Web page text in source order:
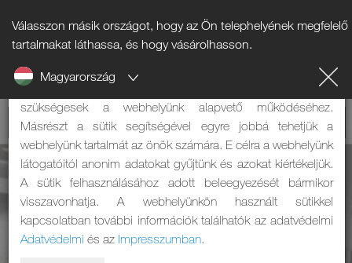
Válasszon másik országot, hogy az Ön telephelyének megfelelő
tartalmakat láthassa, és hogy vásárolhasson.
Magyarország
Tájékoztató a sütikről
A weboldalunk sütiket használ. Két feladatuk van: Egyrészt
szükségesek a webhelyünk alapvető működéséhez.
Másrészt a sütik segítségével egyre jobbá tehetjük a
webhelyünk tartalmát az önök számára. E célra a webhelyünk
látogatóitól anonim adatokat gyűjtünk és azokat kiértékeljük.
A sütik felhasználásához adott beleegyezését bármikor
visszavonhatja. A webhelyünkön használt sütikkel
kapcsolatban további információk találhatók az adatvédelmi
Adatvédelmi és az Impresszumban.